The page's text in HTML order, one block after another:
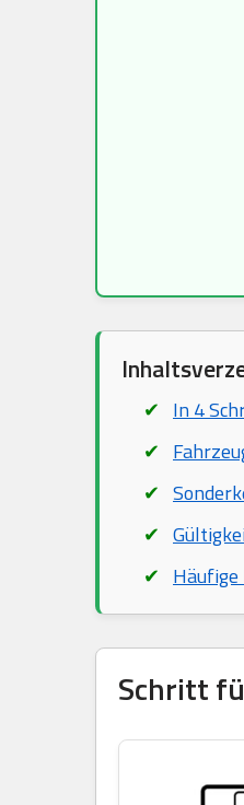
In 4
Häufige
Schritt